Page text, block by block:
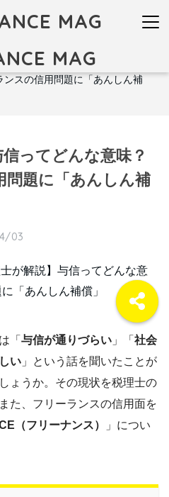
MAG
お金 保険
【税理士が解説】
スの信用問題に「あんしん補
信ってどんな意味？
問題に「あんしん補
03
「 与信が通りづらい 」「 社会
い 」という話を聞いたことが
ょうか。その現状を税理士の
た、フリーランスの信用面を
（フリーナンス）
」につい